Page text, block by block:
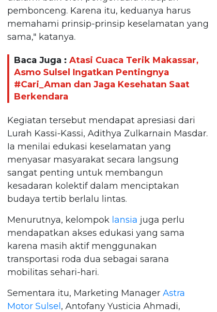
pembonceng. Karena itu, keduanya harus
memahami prinsip-prinsip keselamatan yang
sama," katanya.
Baca Juga : Atasi Cuaca Terik Makassar,
Asmo Sulsel Ingatkan Pentingnya
#Cari_Aman dan Jaga Kesehatan Saat
Berkendara
Kegiatan tersebut mendapat apresiasi dari
Lurah Kassi-Kassi, Adithya Zulkarnain Masdar.
Ia menilai edukasi keselamatan yang
menyasar masyarakat secara langsung
sangat penting untuk membangun
kesadaran kolektif dalam menciptakan
budaya tertib berlalu lintas.
Menurutnya, kelompok lansia juga perlu
mendapatkan akses edukasi yang sama
karena masih aktif menggunakan
transportasi roda dua sebagai sarana
mobilitas sehari-hari.
Sementara itu, Marketing Manager Astra
Motor Sulsel , Antofany Yusticia Ahmadi,